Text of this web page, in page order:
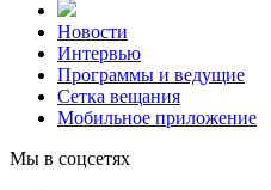
Новости
Интервью
Программы и ведущие
Сетка вещания
Мобильное приложение
Мы в соцсетях